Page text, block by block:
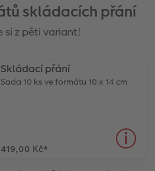
skládacích přání
si z pěti variant!
Skládací přání
Sada 10 ks ve formátu 10 x 14 cm
419,00 Kč*